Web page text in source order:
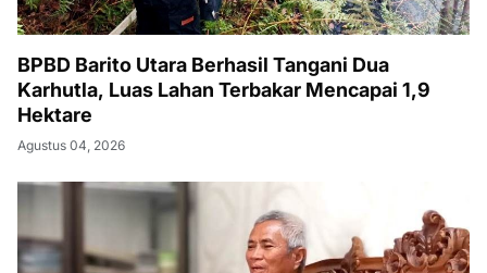
BPBD Barito Utara Berhasil Tangani Dua
Karhutla, Luas Lahan Terbakar Mencapai 1,9
Hektare
Agustus 04, 2026